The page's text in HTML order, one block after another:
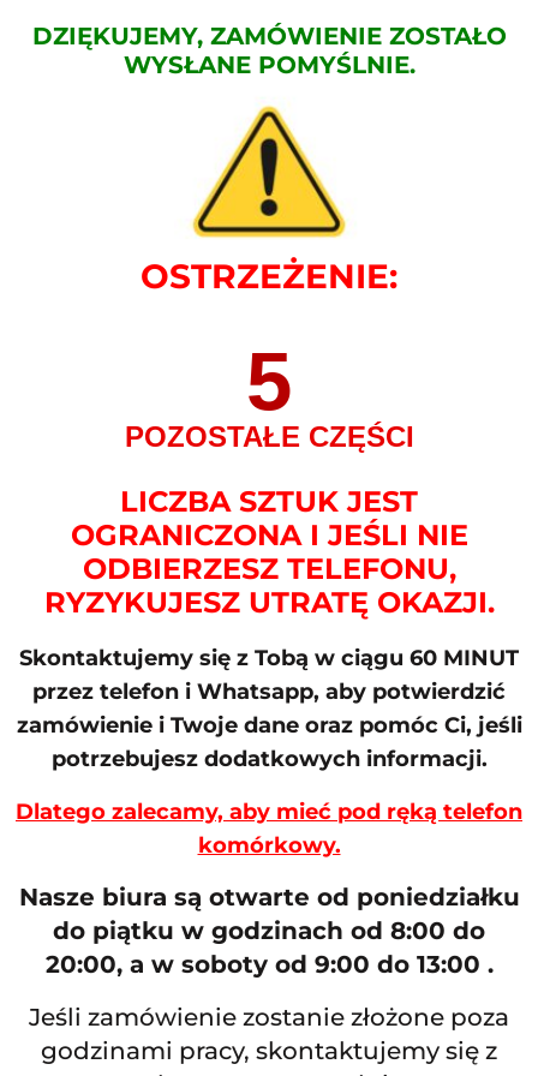
DZIĘKUJEMY, ZAMÓWIENIE ZOSTAŁO
WYSŁANE POMYŚLNIE.
OSTRZEŻENIE:
POZOSTAŁE CZĘŚCI
5
LICZBA SZTUK JEST
OGRANICZONA I JEŚLI NIE
ODBIERZESZ TELEFONU,
RYZYKUJESZ UTRATĘ OKAZJI.
Skontaktujemy się z Tobą w ciągu 60 MINUT
przez telefon i Whatsapp, aby potwierdzić
zamówienie i Twoje dane oraz pomóc Ci, jeśli
potrzebujesz dodatkowych informacji.
Dlatego zalecamy, aby mieć pod ręką telefon
komórkowy.
Nasze biura są otwarte od poniedziałku
do piątku w godzinach od 8:00 do
20:00, a w soboty od 9:00 do 13:00 .
Jeśli zamówienie zostanie złożone poza
godzinami pracy, skontaktujemy się z